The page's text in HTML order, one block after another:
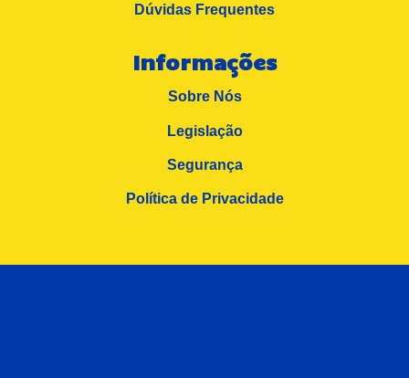
Dúvidas Frequentes
Informações
Sobre Nós
Legislação
Segurança
Política de Privacidade